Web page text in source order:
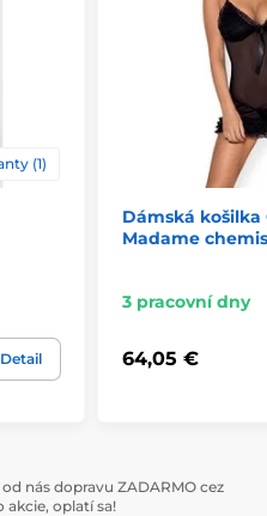
(1)
Detail
Dámská košilka
Madame
3 pracovní dny
64,05 €
nás dopravu ZADARMO cez
akcie, oplatí sa!